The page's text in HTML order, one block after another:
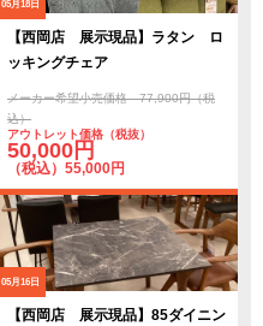
05月18日
【西岡店 展示現品】ラタン ロ
ッキングチェア
メーカー希望小売価格 77,900円（税
込）
アウトレット価格（税抜）
50,000円
（税込）55,000円
05月16日
【西岡店 展示現品】85ダイニン